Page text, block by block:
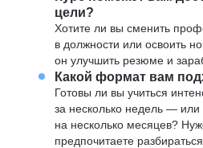
цели?
Хотите ли вы сменить
в должности или освоить
он улучшить резюме и
Какой формат вам
Готовы ли вы учиться
за несколько недель —
на несколько месяцев?
предпочитаете